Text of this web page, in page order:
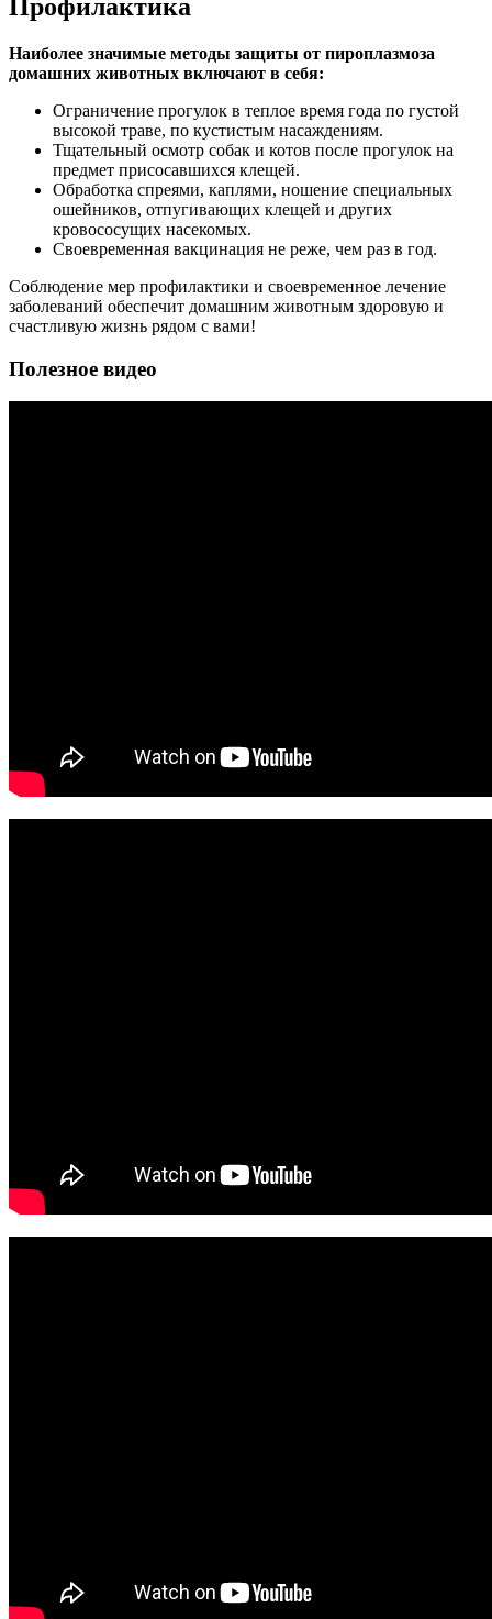
Профилактика
Наиболее значимые методы защиты от пироплазмоза
домашних животных включают в себя:
Ограничение прогулок в теплое время года по густой
высокой траве, по кустистым насаждениям.
Тщательный осмотр собак и котов после прогулок на
предмет присосавшихся клещей.
Обработка спреями, каплями, ношение специальных
ошейников, отпугивающих клещей и других
кровососущих насекомых.
Своевременная вакцинация не реже, чем раз в год.
Соблюдение мер профилактики и своевременное лечение
заболеваний обеспечит домашним животным здоровую и
счастливую жизнь рядом с вами!
Полезное видео